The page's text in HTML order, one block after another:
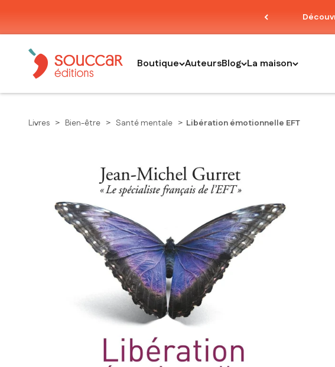
Boutique AuteursBlog La maison
Thierry Souccar Editions
Livres > Bien-être > Santé mentale > Libération émotionnelle EFT